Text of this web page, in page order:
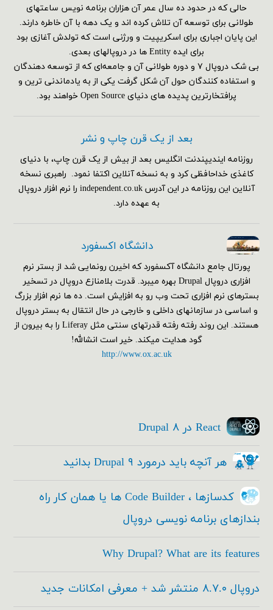
حالی که در حدود ده سال عمر آن هزاران برنامه نویس ساعتهای
طولانی برای توسعه آن تلاش کرده اند و یک دهه با آن خاطره دارند.
این پایان اجباری برای اسکریپیت و ورژنی است که تولدش آغازی بود
برای ایده Entity ها در دروپالهای بعدی.
بی شک دروپال ۷ و دوره طولانی آن و جامعه‌ای که از توسعه دهندگان
و استفاده کنندگان حول آن شکل گرفت یکی از به یادماندنی ترین و
پرافتخارترین پدیده های دنیای Open Source خواهند بود.
بعد از یک قرن چاپ و نشر
روزنامه ایندیپندنت انگلیس بعد از بیش از یک قرن چاپ، با دنیای
کاغذی خداحافظی کرد و به نسخه آنلاین اکتفا نمود. راهبری نسخه
آنلاین این روزنامه در این آدرس independent.co.uk را نرم افزار دروپال
به عهده دارد.
دانشگاه اکسفورد
پورتال جامع دانشگاه آکسفورد که اخیرن رونمایی شد از بستر نرم
افزاری دروپال Drupal بهره میبرد. قدرت بلامنازع دروپال در تسخیر
بسترهای نرم افزاری تحت وب رو به افزایش است. ده ها نرم افزار بزرگ
و اساسی در سازمانهای داخلی و خارجی در حال انتقال به بستر دروپال
هستند. این روند رفته رفته قدرتهای سنتی مثل Liferay را به بیرون از
گود هدایت میکند. خیر است انشالله!
http://www.ox.ac.uk
React در Drupal ۸
هر آنچه باید درمورد Drupal ۹ بدانید
کدسازها ، Code Builder ها یا همان کار راه
بندازهای برنامه نویسی دروپال
Why Drupal? What are its features
دروپال ۸.۷.۰ منتشر شد + معرفی امکانات جدید